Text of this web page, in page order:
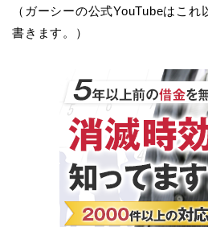
（ガーシーの公式YouTubeはこ
書きます。）